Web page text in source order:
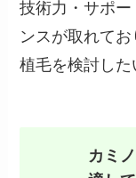
技術力・サポ
ンスが取れて
植毛を検討した
カミ